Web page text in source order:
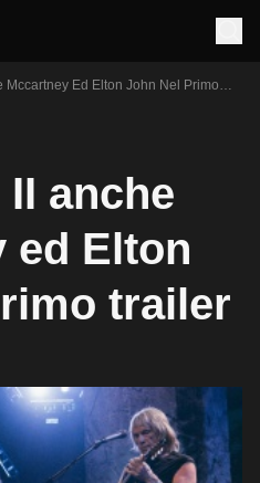
Mccartney Ed Elton John Nel Primo
anche
ed Elton
trailer